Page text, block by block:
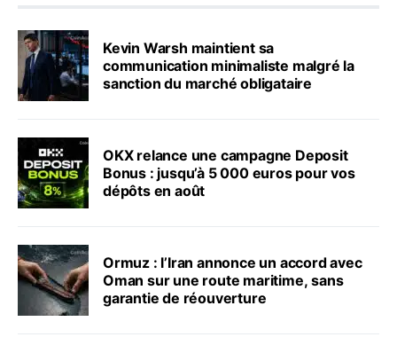
Kevin Warsh maintient sa
communication minimaliste malgré la
sanction du marché obligataire
OKX relance une campagne Deposit
Bonus : jusqu’à 5 000 euros pour vos
dépôts en août
Ormuz : l’Iran annonce un accord avec
Oman sur une route maritime, sans
garantie de réouverture